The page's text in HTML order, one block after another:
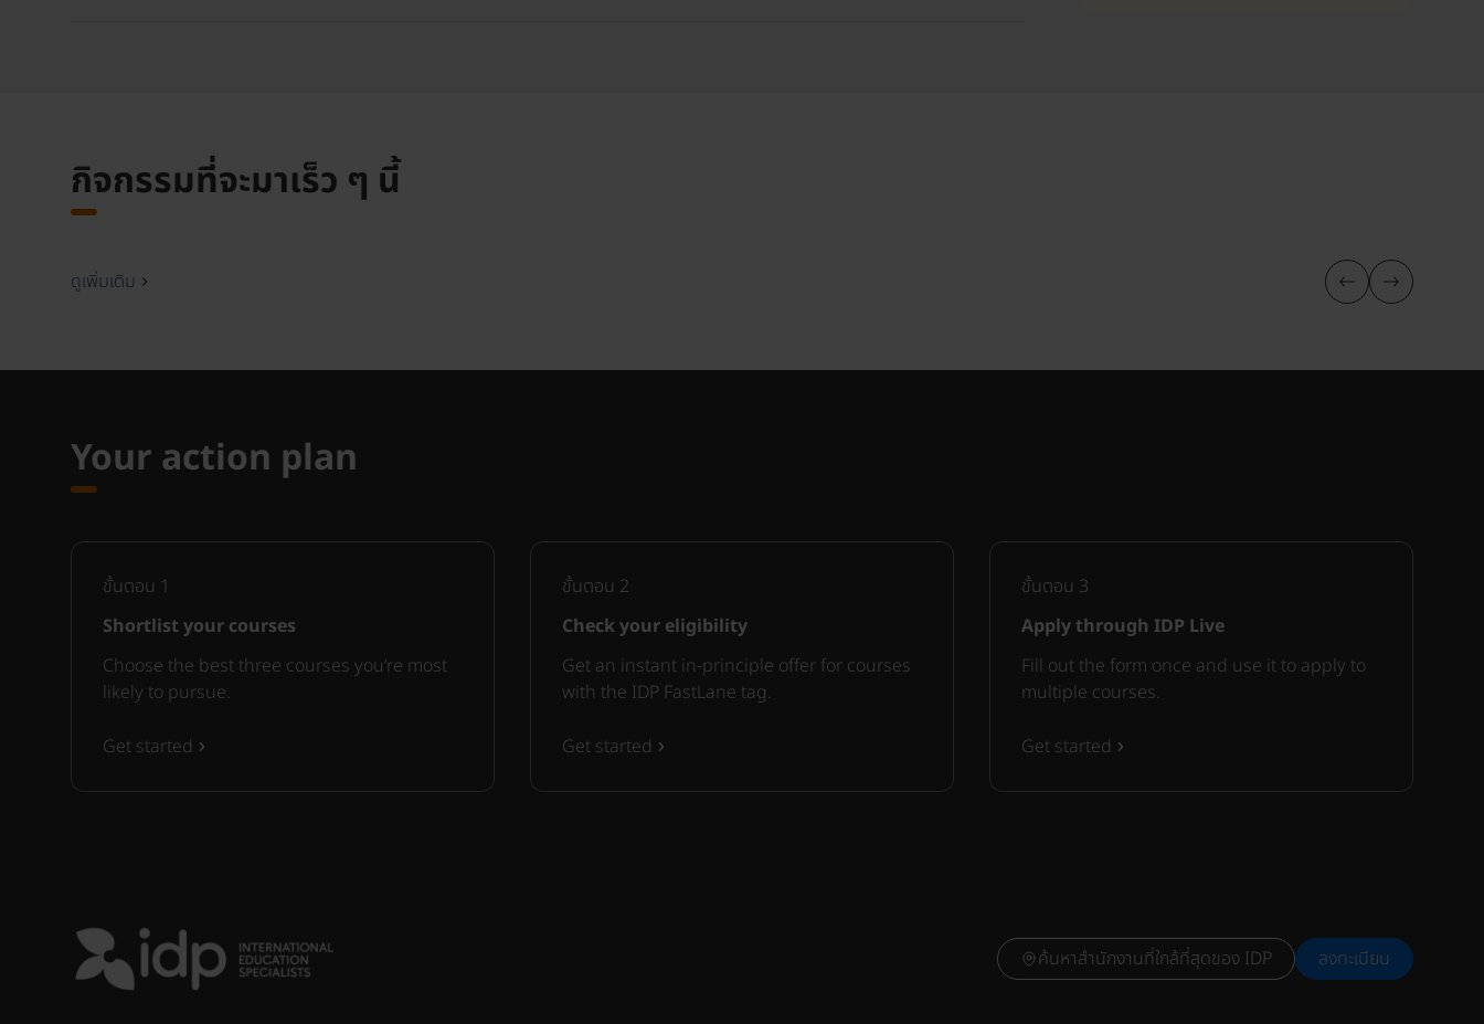
กิจกรรมที่จะมาเร็ว ๆ นี้
ดูเพิ่มเติม
Your action plan
ขั้นตอน 1
Shortlist your courses
Choose the best three courses you’re most
likely to pursue.
Get started
ขั้นตอน 2
Check your eligibility
Get an instant in-principle offer for courses
with the IDP FastLane tag.
Get started
ขั้นตอน 3
Apply through IDP Live
Fill out the form once and use it to apply to
multiple courses.
Get started
ค้นหาสำนักงานที่ใกล้ที่สุดของ IDP ลงทะเบียน